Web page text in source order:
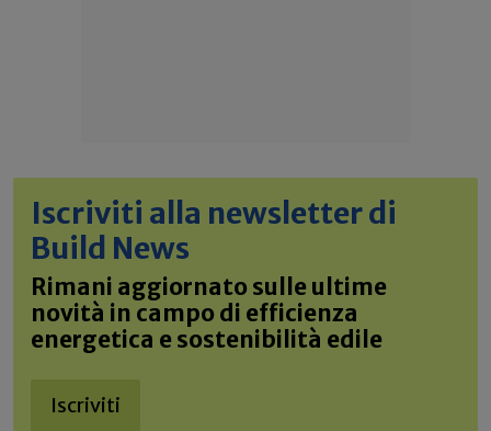
Iscriviti alla newsletter di
Build News
Rimani aggiornato sulle ultime
novità in campo di efficienza
energetica e sostenibilità edile
Iscriviti